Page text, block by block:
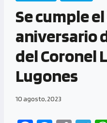
Se cumple el
aniversario
del Coronel
Lugones
10 agosto, 2023